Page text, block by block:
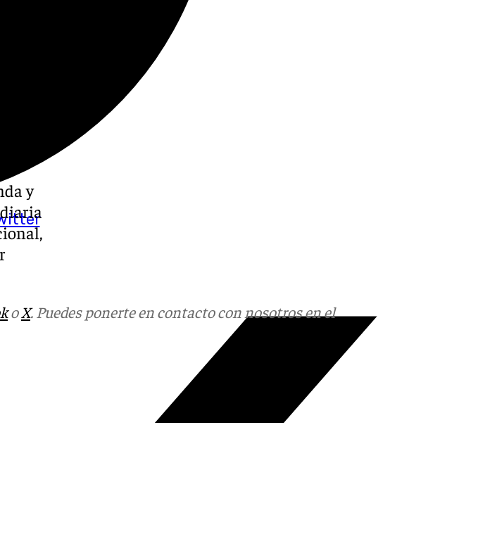
y
oX. Puedes ponerte en contacto con nosotros en el